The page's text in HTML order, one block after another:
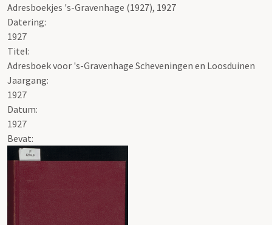
Adresboekjes 's-Gravenhage (1927), 1927
Datering:
1927
Titel:
Adresboek voor 's-Gravenhage Scheveningen en Loosduinen
Jaargang:
1927
Datum:
1927
Bevat: